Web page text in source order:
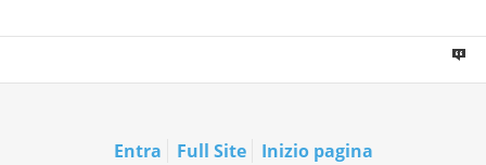
Entra Full Site Inizio pagina